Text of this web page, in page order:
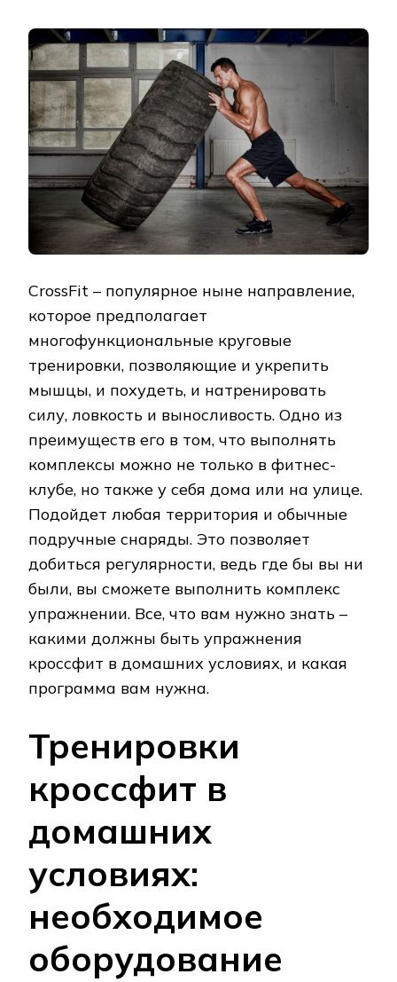
CrossFit – популярное ныне направление,
которое предполагает
многофункциональные круговые
тренировки, позволяющие и укрепить
мышцы, и похудеть, и натренировать
силу, ловкость и выносливость. Одно из
преимуществ его в том, что выполнять
комплексы можно не только в фитнес-
клубе, но также у себя дома или на улице.
Подойдет любая территория и обычные
подручные снаряды. Это позволяет
добиться регулярности, ведь где бы вы ни
были, вы сможете выполнить комплекс
упражнении. Все, что вам нужно знать –
какими должны быть упражнения
кроссфит в домашних условиях, и какая
программа вам нужна.
Тренировки
кроссфит в
домашних
условиях:
необходимое
оборудование